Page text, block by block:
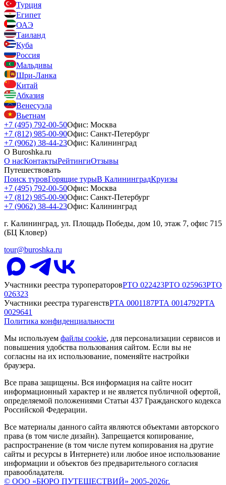
Турция
Египет
ОАЭ
Таиланд
Куба
Россия
Мальдивы
Шри-Ланка
Китай
Абхазия
Венесуэла
Вьетнам
+7 (495) 792-00-50Офис: Москва
+7 (812) 985-00-90Офис: Санкт-Петербург
+7 (9062) 38-44-23Офис: Калининград
О Buroshka.ru
О насКонтактыРейтингиОтзывы
Путешествовать
Поиск туровГорящие турыВ КалининградКруизы
+7 (495) 792-00-50Офис: Москва
+7 (812) 985-00-90Офис: Санкт-Петербург
+7 (9062) 38-44-23Офис: Калининград
г. Калининград, ул. Площадь Победы, дом 10, этаж 7, офис 715
(БЦ Кловер)
tour@buroshka.ru
Участники реестра туроператоровРТО 022423РТО 025963РТО
026323
Участники реестра турагенствРТА 0001187РТА 0014792РТА
0029641
Политика конфиденциальности
Мы используем файлы cookie, для персонализации сервисов и
повышения удобства пользования сайтом. Если вы не
согласны на их использование, поменяйте настройки
браузера.
Все права защищены. Вся информация на сайте носит
информационный характер и не является публичной офертой,
определяемой положениями Статьи 437 Гражданского кодекса
Российской Федерации.
Все материалы данного сайта являются объектами авторского
права (в том числе дизайн). Запрещается копирование,
распространение (в том числе путем копирования на другие
сайты и ресурсы в Интернете) или любое иное использование
информации и объектов без предварительного согласия
правообладателя.
© ООО «БЮРО ПУТЕШЕСТВИЙ» 2005-2026г.